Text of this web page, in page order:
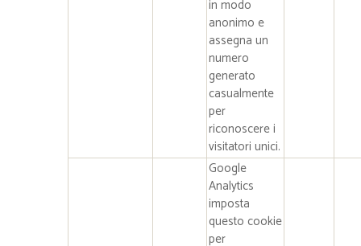
in modo
anonimo e
assegna un
numero
generato
casualmente
per
riconoscere i
visitatori unici.
Google
Analytics
imposta
questo cookie
per